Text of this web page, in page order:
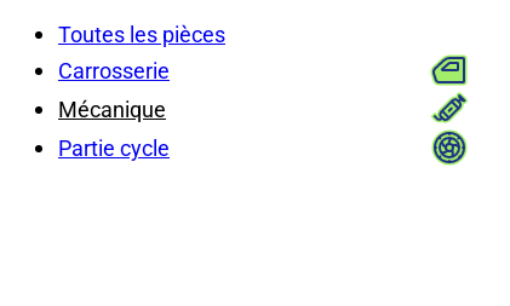
Toutes les pièces
Carrosserie
Mécanique
Partie cycle